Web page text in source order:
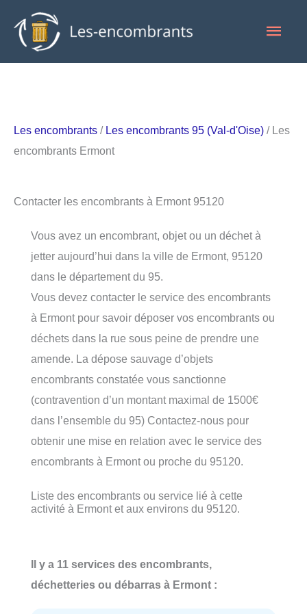
contenu
Les encombrants / Les encombrants 95 (Val-d'Oise) / Les
encombrants Ermont
Contacter les encombrants à Ermont 95120
Vous avez un encombrant, objet ou un déchet à
jetter aujourd’hui dans la ville de Ermont, 95120
dans le département du 95.
Vous devez contacter le service des encombrants
à Ermont pour savoir déposer vos encombrants ou
déchets dans la rue sous peine de prendre une
amende. La dépose sauvage d’objets
encombrants constatée vous sanctionne
(contravention d’un montant maximal de 1500€
dans l’ensemble du 95) Contactez-nous pour
obtenir une mise en relation avec le service des
encombrants à Ermont ou proche du 95120.
Liste des encombrants ou service lié à cette
activité à Ermont et aux environs du 95120.
Il y a 11 services des encombrants,
déchetteries ou débarras à Ermont :